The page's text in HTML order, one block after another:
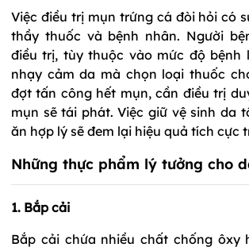
Việc điều trị mụn trứng cá đòi hỏi có
thầy thuốc và bệnh nhân. Người
điều trị, tùy thuộc vào mức độ bệnh
nhạy cảm da mà chọn loại thuốc
đợt tấn công hết mụn, cần điều trị
mụn sẽ tái phát. Việc giữ vệ sinh da
ăn hợp lý sẽ đem lại hiệu quả tích cực
Những thực phẩm lý tưởng cho
1. Bắp cải
Bắp cải chứa nhiều chất chống ôxy